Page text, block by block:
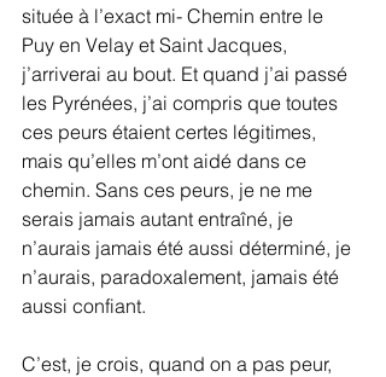
située à l’exact mi- Chemin entre le
Puy en Velay et Saint Jacques,
j’arriverai au bout. Et quand j’ai passé
les Pyrénées, j’ai compris que toutes
ces peurs étaient certes légitimes,
mais qu’elles m’ont aidé dans ce
chemin. Sans ces peurs, je ne me
serais jamais autant entraîné, je
n’aurais jamais été aussi déterminé, je
n’aurais, paradoxalement, jamais été
aussi confiant.
C’est, je crois, quand on a pas peur,